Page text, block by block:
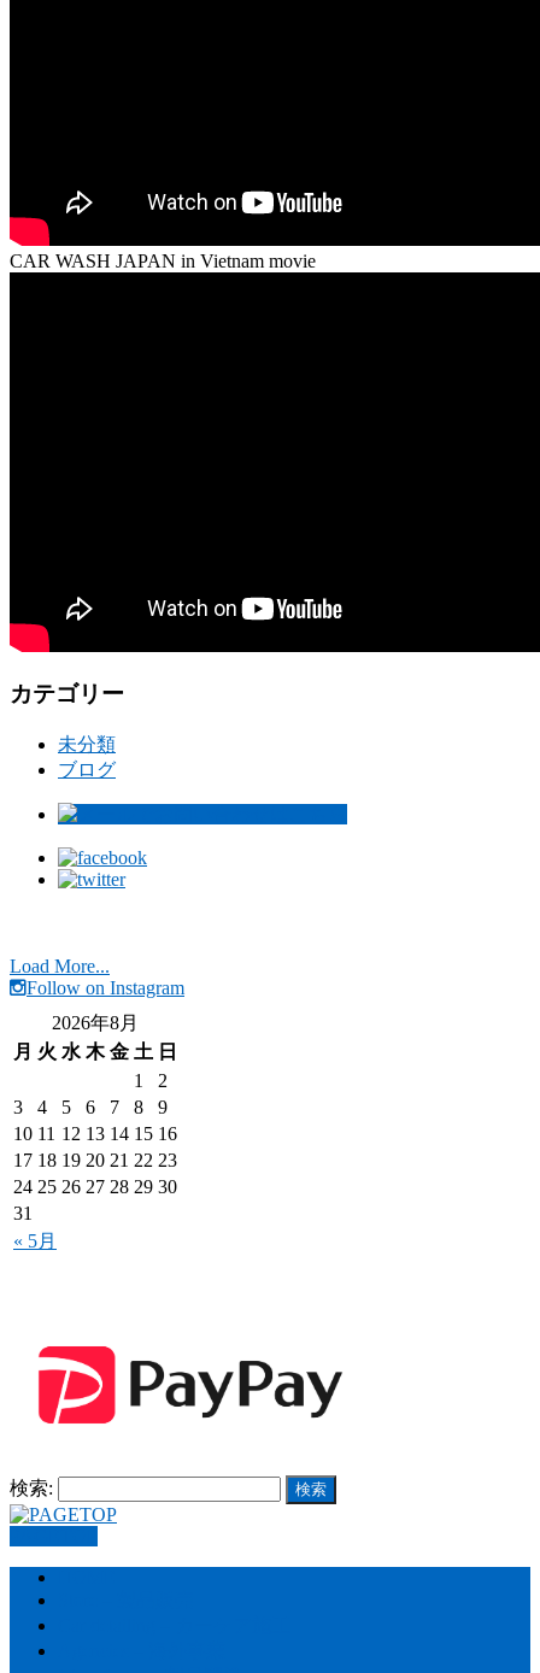
CAR WASH JAPAN in Vietnam movie
カテゴリー
未分類
ブログ
Load More...
Follow on Instagram
2026年8月
月 火 水 木 金 土 日
« 5月
1
2
3
4 5 6 7 8
9
10 11 12 13 14 15 16
17 18 19 20 21 22 23
24 25 26 27 28 29 30
31
検索: